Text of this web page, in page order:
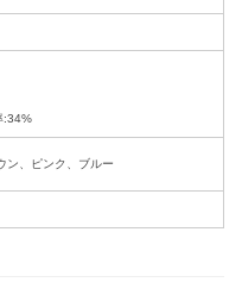
:34%
ン、ピンク、ブルー